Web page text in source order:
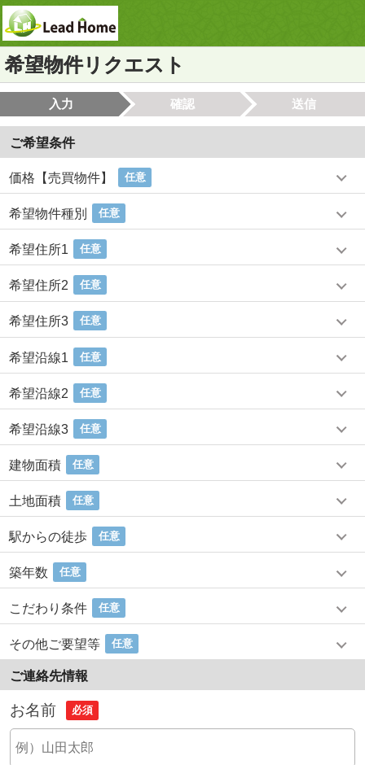
希望物件リクエスト
入力 確認 送信
ご希望条件
価格【売買物件】 任意
希望物件種別 任意
希望住所1 任意
希望住所2 任意
希望住所3 任意
希望沿線1 任意
希望沿線2 任意
希望沿線3 任意
建物面積 任意
土地面積 任意
駅からの徒歩 任意
築年数 任意
こだわり条件 任意
その他ご要望等 任意
ご連絡先情報
お名前 必須